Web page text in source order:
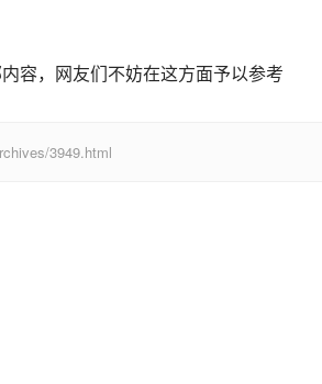
容，网友们不妨在这方面予以参考
3949.html